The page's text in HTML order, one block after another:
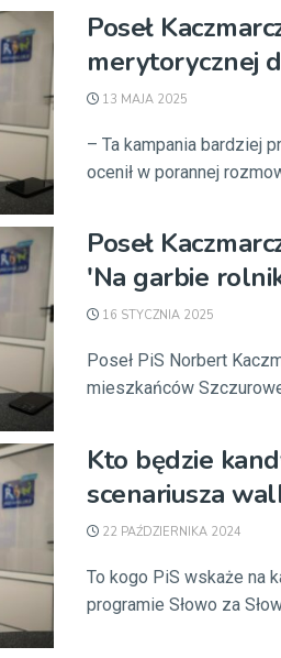
Poseł
merytorycznej
13 MAJA 2025
– Ta kampania bardziej
ocenił w porannej
Poseł
'Na garbie
16 STYCZNIA 2025
Poseł PiS Norbert
mieszkańców
Kto będzie
scenariusza
22 PAŹDZIERNIKA 2024
To kogo PiS wskaże na
programie Słowo za